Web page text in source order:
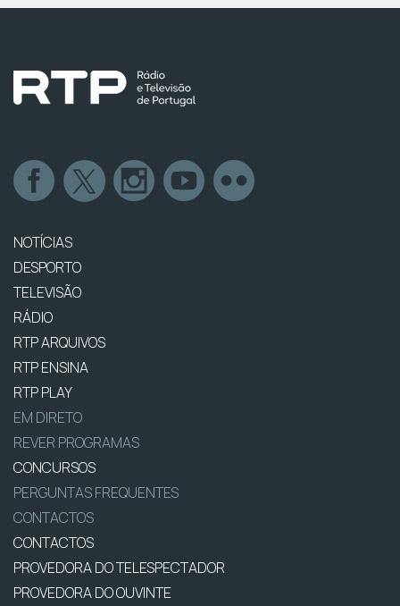
NOTÍCIAS
DESPORTO
TELEVISÃO
RÁDIO
RTP ARQUIVOS
RTP ENSINA
RTP PLAY
EM DIRETO
REVER PROGRAMAS
CONCURSOS
PERGUNTAS FREQUENTES
CONTACTOS
CONTACTOS
PROVEDORA DO TELESPECTADOR
PROVEDORA DO OUVINTE